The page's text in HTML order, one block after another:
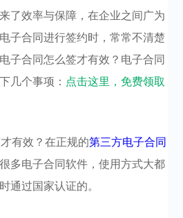
了效率与保障，在企业之间广为
子合同进行签约时，常常不清楚
子合同怎么签才有效？电子合同
几个事项： 点击这里，免费领取
有效？在正规的第三方电子合同
多电子合同软件，使用方式大都
通过国家认证的。